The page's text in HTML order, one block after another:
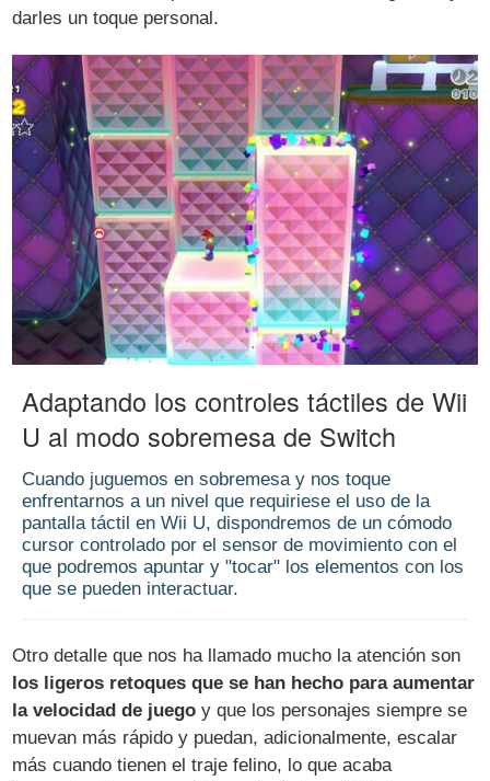
darles un toque personal.
Adaptando los controles táctiles de Wii
U al modo sobremesa de Switch
Cuando juguemos en sobremesa y nos toque
enfrentarnos a un nivel que requiriese el uso de la
pantalla táctil en Wii U, dispondremos de un cómodo
cursor controlado por el sensor de movimiento con el
que podremos apuntar y "tocar" los elementos con los
que se pueden interactuar.
Otro detalle que nos ha llamado mucho la atención son
los ligeros retoques que se han hecho para aumentar
la velocidad de juego y que los personajes siempre se
muevan más rápido y puedan, adicionalmente, escalar
más cuando tienen el traje felino, lo que acaba